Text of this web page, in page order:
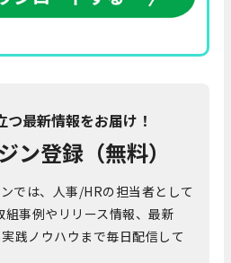
最新情報をお届け！
ン登録（無料）
では、人事/HRの担当者として
事例やリリース情報、最新
践ノウハウまで毎日配信して